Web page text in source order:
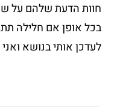
חוות הדעת שלהם על
בכל אופן אם חלילה
לעדכן אותי בנושא